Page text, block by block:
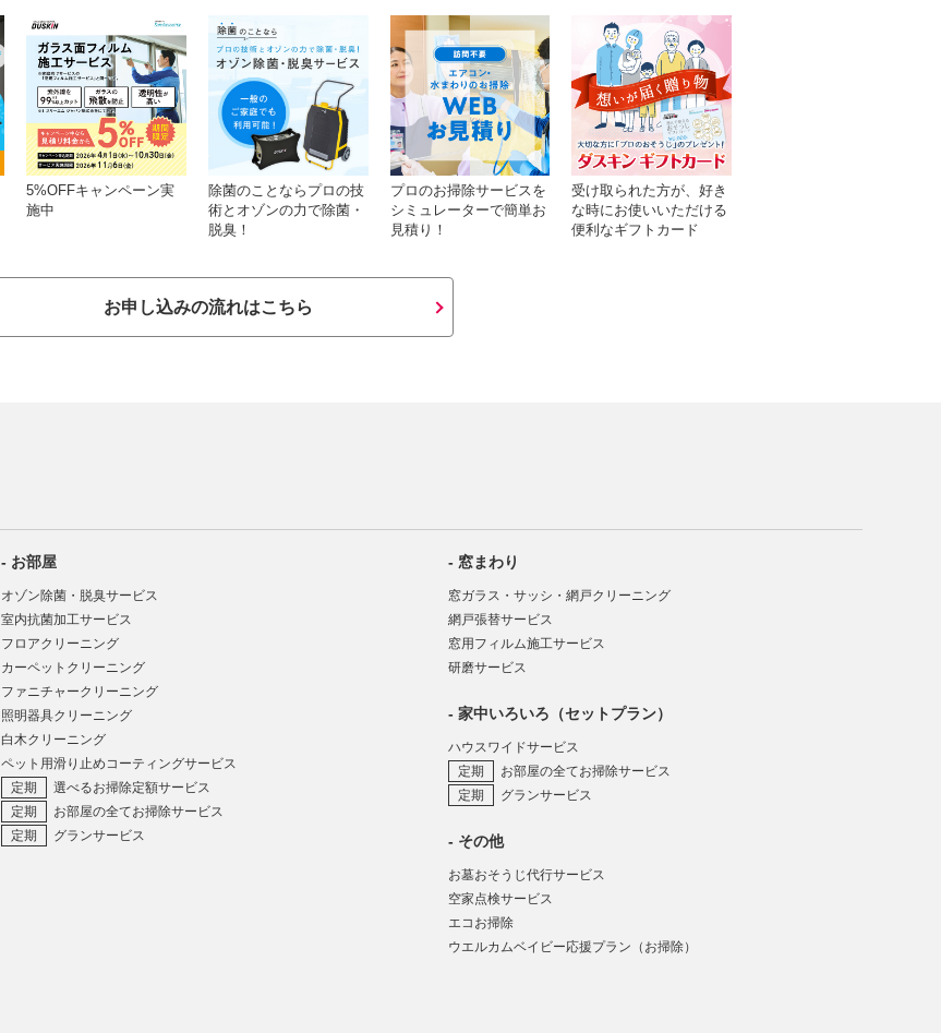
5%OFFキャンペーン実
施中
除菌のことならプロの技
術とオゾンの力で除菌・
脱臭！
プロのお掃除サービスを
シミュレーターで簡単お
見積り！
受け取られた方が、好き
な時にお使いいただける
便利なギフトカード
お申し込みの流れはこちら
お部屋
オゾン除菌・脱臭サービス
室内抗菌加工サービス
フロアクリーニング
カーペットクリーニング
ファニチャークリーニング
照明器具クリーニング
白木クリーニング
ペット用滑り止めコーティングサービス
選べるお掃除定額サービス
お部屋の全てお掃除サービス
グランサービス
窓まわり
窓ガラス・サッシ・網戸クリーニング
網戸張替サービス
窓用フィルム施工サービス
研磨サービス
家中いろいろ（セットプラン）
ハウスワイドサービス
お部屋の全てお掃除サービス
グランサービス
その他
お墓おそうじ代行サービス
空家点検サービス
エコお掃除
ウエルカムベイビー応援プラン（お掃除）